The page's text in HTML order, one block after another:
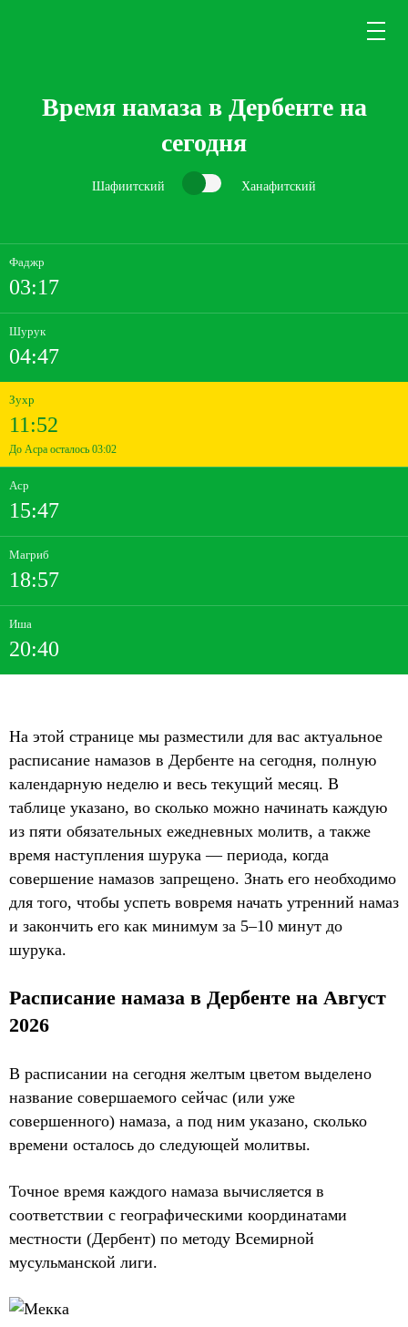
Время намаза в Дербенте на
сегодня
Шафиитский Ханафитский
Фаджр
03:17
Шурук
04:47
Зухр
11:52
До Асра осталось 03:02
Аср
15:47
Магриб
18:57
Иша
20:40
На этой странице мы разместили для вас актуальное
расписание намазов в Дербенте на сегодня, полную
календарную неделю и весь текущий месяц. В
таблице указано, во сколько можно начинать каждую
из пяти обязательных ежедневных молитв, а также
время наступления шурука — периода, когда
совершение намазов запрещено. Знать его необходимо
для того, чтобы успеть вовремя начать утренний намаз
и закончить его как минимум за 5–10 минут до
шурука.
Расписание намаза в Дербенте на Август
2026
В расписании на сегодня желтым цветом выделено
название совершаемого сейчас (или уже
совершенного) намаза, а под ним указано, сколько
времени осталось до следующей молитвы.
Точное время каждого намаза вычисляется в
соответствии с географическими координатами
местности (Дербент) по методу Всемирной
мусульманской лиги.